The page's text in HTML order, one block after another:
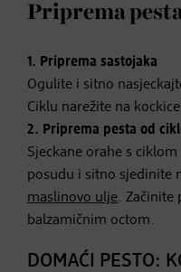
Priprema
1. Priprema sastojaka
Ogulite i sitno
Ciklu narežite na
2. Priprema pesta od
Sjeckane orahe s
posudu i sitno sjedinite
maslinovo ulje. Začinite
balzamičnim octom.
DOMAĆI PESTO: